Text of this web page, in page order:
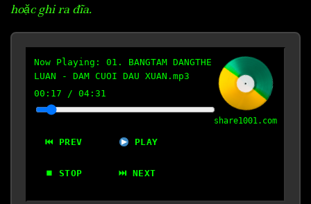
hoặc ghi ra đĩa.
Now Playing: 01. BANGTAM DANGTHE
LUAN - DAM CUOI DAU XUAN.mp3
00:18 / 04:31
⏮ PREV PLAY
⏹ STOP ⏭ NEXT
share1001.com